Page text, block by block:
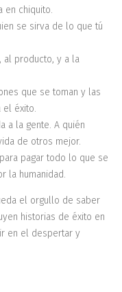
en chiquito.
se sirva de lo que tú
al producto, y a la
que se toman y las
el éxito.
a la gente. A quién
de otros mejor.
pagar todo lo que se
la humanidad.
el orgullo de saber
historias de éxito en
en el despertar y